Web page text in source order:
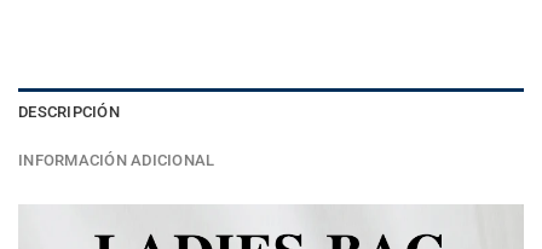
DESCRIPCIÓN
INFORMACIÓN ADICIONAL